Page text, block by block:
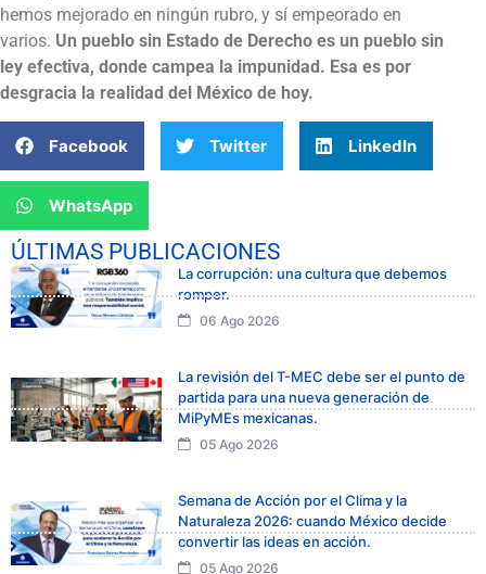
hemos mejorado en ningún rubro, y sí empeorado en
varios. Un pueblo sin Estado de Derecho es un pueblo sin
ley efectiva, donde campea la impunidad. Esa es por
desgracia la realidad del México de hoy.
Facebook Twitter LinkedIn
WhatsApp
ÚLTIMAS PUBLICACIONES
La corrupción: una cultura que debemos
romper.
06 Ago 2026
La revisión del T-MEC debe ser el punto de
partida para una nueva generación de
MiPyMEs mexicanas.
05 Ago 2026
Semana de Acción por el Clima y la
Naturaleza 2026: cuando México decide
convertir las ideas en acción.
05 Ago 2026